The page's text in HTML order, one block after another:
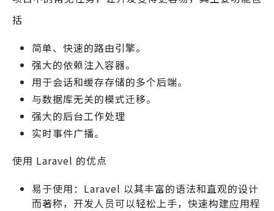
括
简单、快速的路由引擎。
强大的依赖注入容器。
用于会话和缓存存储的多个后端。
与数据库无关的模式迁移。
强大的后台工作处理
实时事件广播。
使用 Laravel 的优点
易于使用：Laravel 以其丰富的语法和直观的设计
而著称，开发人员可以轻松上手，快速构建应用程